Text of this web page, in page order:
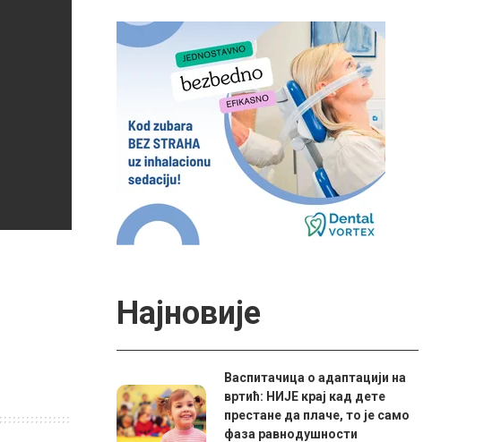
Најновије
Васпитачица о адаптацији на
вртић: НИЈЕ крај кад дете
престане да плаче, то је само
фаза равнодушности